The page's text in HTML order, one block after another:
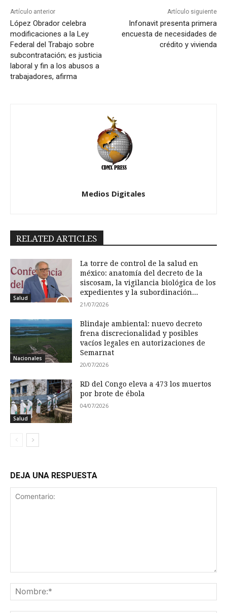
Artículo anterior
López Obrador celebra
modificaciones a la Ley
Federal del Trabajo sobre
subcontratación; es justicia
laboral y fin a los abusos a
trabajadores, afirma
Artículo siguiente
Infonavit presenta primera
encuesta de necesidades de
crédito y vivienda
Medios Digitales
RELATED ARTICLES
Salud
La torre de control de la salud en
méxico: anatomía del decreto de la
siscosam, la vigilancia biológica de los
expedientes y la subordinación...
21/07/2026
Nacionales
Blindaje ambiental: nuevo decreto
frena discrecionalidad y posibles
vacíos legales en autorizaciones de
Semarnat
20/07/2026
Salud
RD del Congo eleva a 473 los muertos
por brote de ébola
04/07/2026
DEJA UNA RESPUESTA